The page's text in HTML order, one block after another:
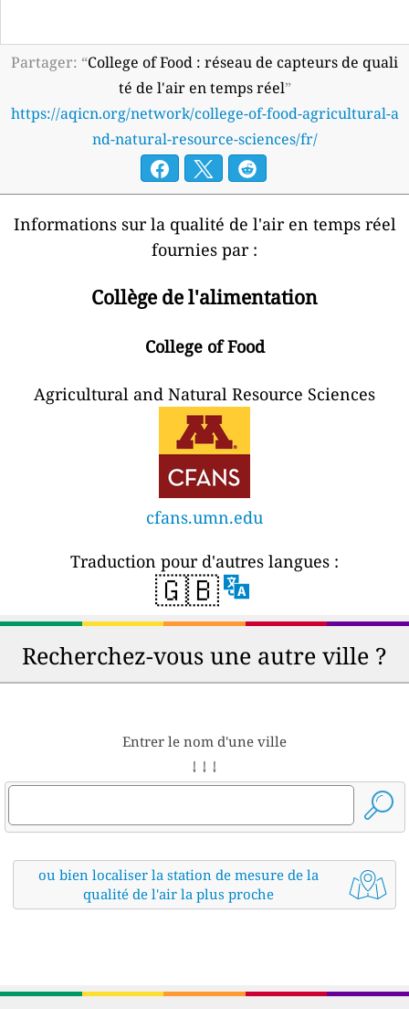
Partager: “College of Food : réseau de capteurs de quali
té de l'air en temps réel”
https://aqicn.org/network/college-of-food-agricultural-a
nd-natural-resource-sciences/fr/
Informations sur la qualité de l'air en temps réel
fournies par :
Collège de l'alimentation
College of Food
Agricultural and Natural Resource Sciences
cfans.umn.edu
Traduction pour d'autres langues :
🇬🇧
Recherchez-vous une autre ville ?
Entrer le nom d'une ville
↓ ↓ ↓
ou bien localiser la station de mesure de la
qualité de l'air la plus proche